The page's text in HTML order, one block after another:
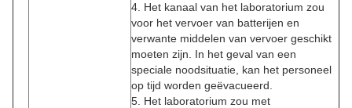
4. Het kanaal van het laboratorium zou
voor het vervoer van batterijen en
verwante middelen van vervoer geschikt
moeten zijn. In het geval van een
speciale noodsituatie, kan het personeel
op tijd worden geëvacueerd.
5. Het laboratorium zou met